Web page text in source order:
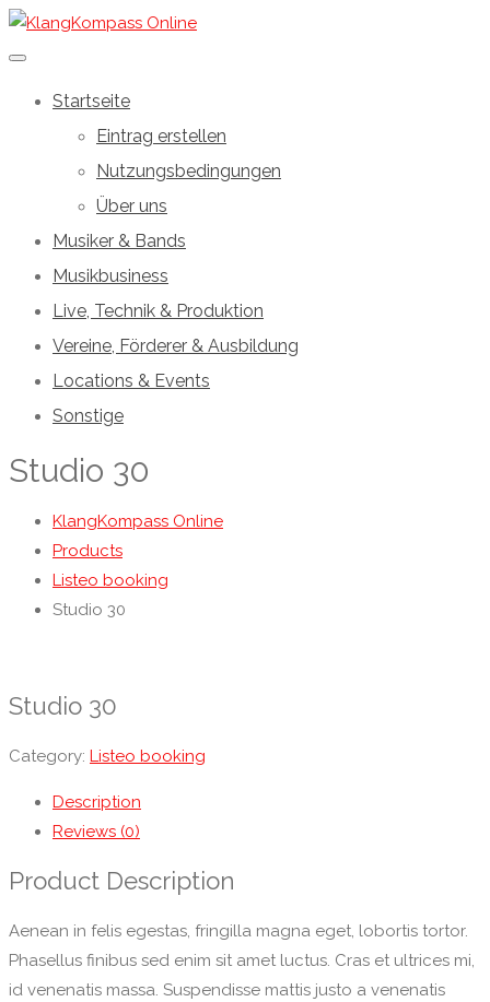
Startseite
Eintrag erstellen
Nutzungsbedingungen
Über uns
Musiker & Bands
Musikbusiness
Live, Technik & Produktion
Vereine, Förderer & Ausbildung
Locations & Events
Sonstige
Studio 30
KlangKompass Online
Products
Listeo booking
Studio 30
Studio 30
Category: Listeo booking
Description
Reviews (0)
Product Description
Aenean in felis egestas, fringilla magna eget, lobortis tortor.
Phasellus finibus sed enim sit amet luctus. Cras et ultrices mi,
id venenatis massa. Suspendisse mattis justo a venenatis